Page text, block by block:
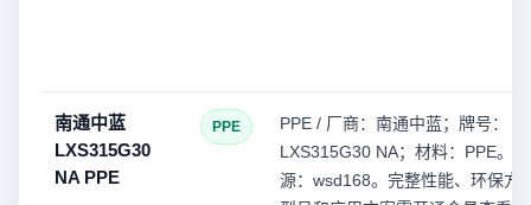
南通中蓝
LXS315G30
NA PPE
PPE
PPE / 厂商：南通中蓝；牌号：
LXS315G30 NA；材料：PPE。
源：wsd168。完整性能、环保方